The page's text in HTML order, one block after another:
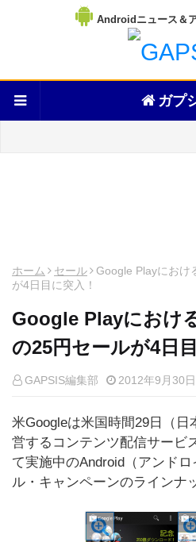
Androidニュース＆
ガプ
ホーム セール
Google Playにおけ
が4日目に突入！
Google Playにおけ
の25円セールが4日
GAPSIS編集部 2012年9月30日
米Googleは米国時間29日（日
営するコンテンツ配信サービ
て実施中のAndroid（アンド
ル・キャンペーンのラインナ